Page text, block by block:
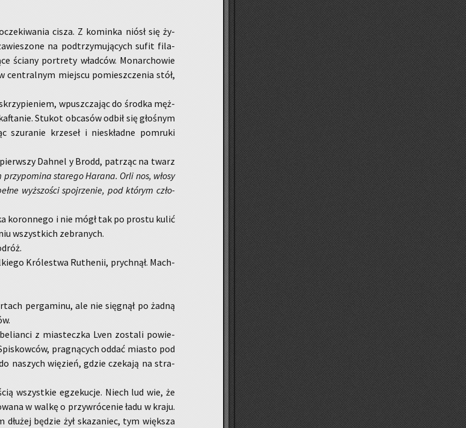
cisza. Z ko­min­ka niósł się ży­
na pod­trzy­mu­ją­cych sufit fi­la­
ścia­ny por­tre­ty wład­ców. Mo­nar­cho­wie
cen­tral­nym miej­scu po­miesz­cze­nia stół,
wpusz­cza­jąc do środ­ka męż­
Stu­kot ob­ca­sów odbił się gło­śnym
szu­ra­nie krze­seł i nie­skład­ne po­mru­ki
Dah­nel y Brodd, pa­trząc na twarz
przy­po­mi­na sta­re­go Ha­ra­na. Orli nos, włosy
wyż­szo­ści spoj­rze­nie, pod któ­rym czło­
ko­ron­ne­go i nie mógł tak po pro­stu kulić
wszyst­kich ze­bra­nych.
Kró­le­stwa Ru­the­nii, prych­nął. Mach­
per­ga­mi­nu, ale nie się­gnął po żadną
z mia­stecz­ka Lven zo­sta­li po­wie­
pra­gną­cych oddać mia­sto pod
na­szych wię­zień, gdzie cze­ka­ją na stra­
wszyst­kie eg­ze­ku­cje. Niech lud wie, że
w walkę o przy­wró­ce­nie ładu w kraju.
bę­dzie żył ska­za­niec, tym więk­sza